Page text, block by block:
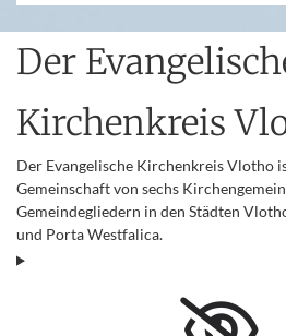
Der
Kirchenkreis
Der Evangelische Kirchenkreis Vlotho
Gemeinschaft von sechs
Gemeindegliedern in den Städten
und Porta Westfalica.